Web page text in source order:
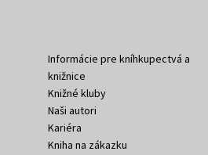
Informácie pre kníhkupectvá a
knižnice
Knižné kluby
Naši autori
Kariéra
Kniha na zákazku